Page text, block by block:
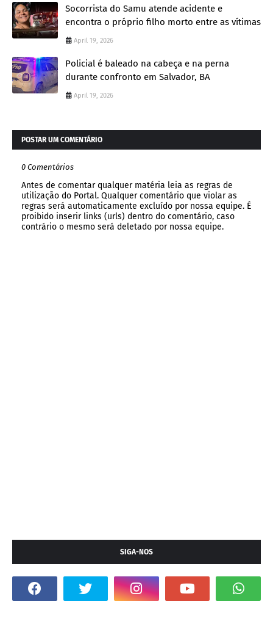
Socorrista do Samu atende acidente e
encontra o próprio filho morto entre as vítimas
April 19, 2026
Policial é baleado na cabeça e na perna
durante confronto em Salvador, BA
April 19, 2026
POSTAR UM COMENTÁRIO
0 Comentários
Antes de comentar qualquer matéria leia as regras de
utilização do Portal. Qualquer comentário que violar as
regras será automaticamente excluído por nossa equipe. É
proibido inserir links (urls) dentro do comentário, caso
contrário o mesmo será deletado por nossa equipe.
SIGA-NOS